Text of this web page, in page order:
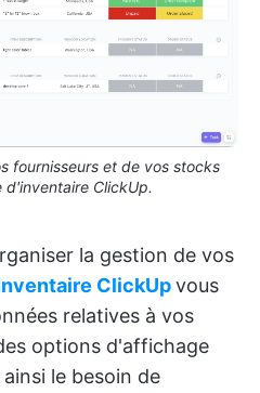
fournisseurs et de vos stocks
d'inventaire ClickUp.
la gestion de vos
ClickUpvous
relatives à vos
options d'affichage
le besoin de